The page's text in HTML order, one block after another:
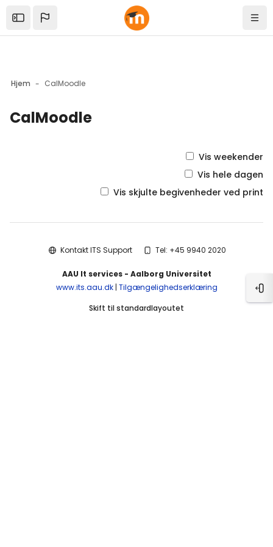
Skip to sidebar navigation menu
Skip to mobile navigation menu
Skip to top bar navigation menu
Open the sidebar
Hjem CalMoodle
CalMoodle
Vis weekender
Vis hele dagen
Vis skjulte begivenheder ved print
Kontakt ITS Support Tel: +45 9940 2020
AAU It services - Aalborg Universitet
www.its.aau.dk| Tilgængelighedserklæring
Skift til standardlayoutet